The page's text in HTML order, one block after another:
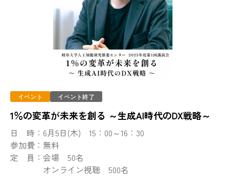
イベント イベント終了
1％の変革が未来を創る ～生成AI時代のDX戦略～
日 時：6月5日(木) 15：00～16：30
参加費：無料
定 員：会場 50名
オンライン視聴 500名